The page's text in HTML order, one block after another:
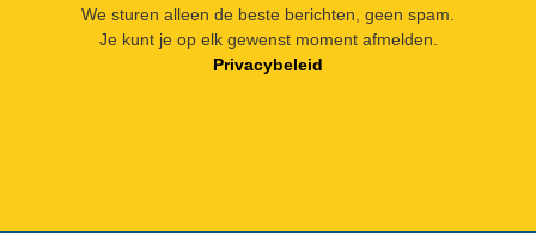
We sturen alleen de beste berichten, geen spam.
Je kunt je op elk gewenst moment afmelden.
Privacybeleid